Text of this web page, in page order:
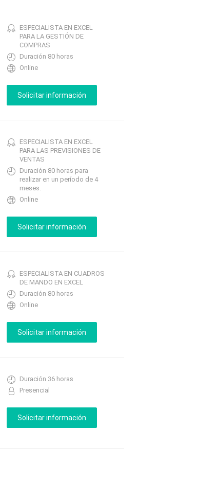
ESPECIALISTA EN EXCEL
PARA LA GESTIÓN DE
COMPRAS
Duración 80 horas
Online
ESPECIALISTA EN EXCEL
PARA LAS PREVISIONES DE
VENTAS
Duración 80 horas para
realizar en un período de 4
meses.
Online
ESPECIALISTA EN CUADROS
DE MANDO EN EXCEL
Duración 80 horas
Online
Duración 36 horas
Presencial